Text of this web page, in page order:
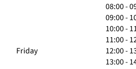
Friday
08:00 -
09:00 -
10:00 -
11:00 -
12:00 -
13:00 -